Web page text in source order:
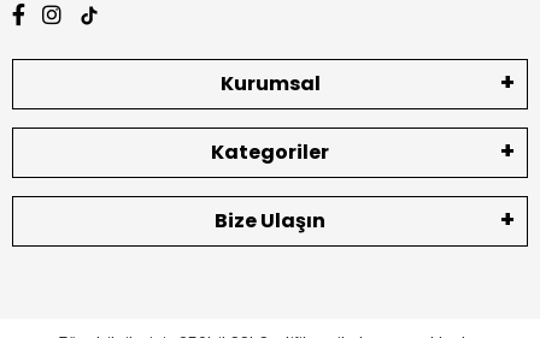
Kurumsal
Kategoriler
Bize Ulaşın